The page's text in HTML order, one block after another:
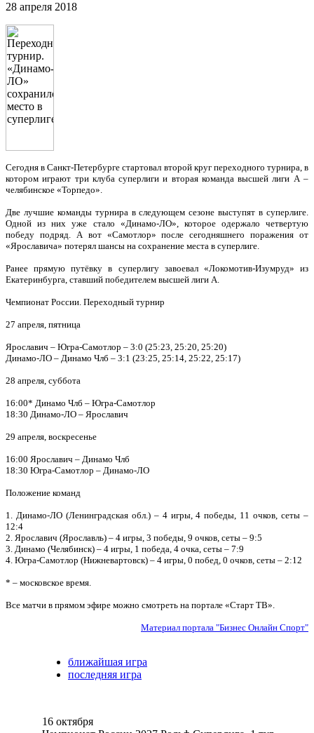
28 апреля 2018
Сегодня в Санкт-Петербурге стартовал второй круг переходного турнира, в
котором играют три клуба суперлиги и вторая команда высшей лиги А –
челябинское «Торпедо».
Две лучшие команды турнира в следующем сезоне выступят в суперлиге.
Одной из них уже стало «Динамо-ЛО», которое одержало четвертую
победу подряд. А вот «Самотлор» после сегодняшнего поражения от
«Ярославича» потерял шансы на сохранение места в суперлиге.
Ранее прямую путёвку в суперлигу завоевал «Локомотив-Изумруд» из
Екатеринбурга, ставший победителем высшей лиги А.
Чемпионат России. Переходный турнир
27 апреля, пятница
Ярославич – Югра-Самотлор – 3:0 (25:23, 25:20, 25:20)
Динамо-ЛО – Динамо Члб – 3:1 (23:25, 25:14, 25:22, 25:17)
28 апреля, суббота
16:00* Динамо Члб – Югра-Самотлор
18:30 Динамо-ЛО – Ярославич
29 апреля, воскресенье
16:00 Ярославич – Динамо Члб
18:30 Югра-Самотлор – Динамо-ЛО
Положение команд
1. Динамо-ЛО (Ленинградская обл.) – 4 игры, 4 победы, 11 очков, сеты –
12:4
2. Ярославич (Ярославль) – 4 игры, 3 победы, 9 очков, сеты – 9:5
3. Динамо (Челябинск) – 4 игры, 1 победа, 4 очка, сеты – 7:9
4. Югра-Самотлор (Нижневартовск) – 4 игры, 0 побед, 0 очков, сеты – 2:12
* – московское время.
Все матчи в прямом эфире можно смотреть на портале «Старт ТВ».
Материал портала "Бизнес Онлайн Спорт"
ближайшая игра
последняя игра
16 октября